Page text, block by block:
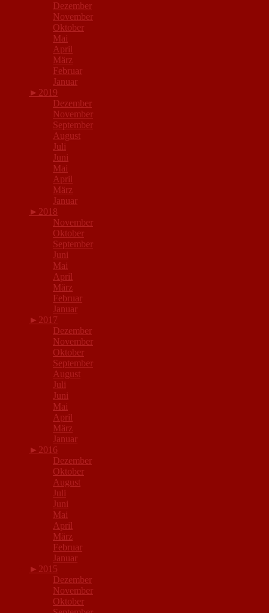
Dezember
November
Oktober
Mai
April
März
Februar
Januar
► 2019
Dezember
November
September
August
Juli
Juni
Mai
April
März
Januar
► 2018
November
Oktober
September
Juni
Mai
April
März
Februar
Januar
► 2017
Dezember
November
Oktober
September
August
Juli
Juni
Mai
April
März
Januar
► 2016
Dezember
Oktober
August
Juli
Juni
Mai
April
März
Februar
Januar
► 2015
Dezember
November
Oktober